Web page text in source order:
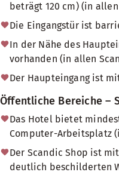
beträgt 120 cm) (in
Die Eingangstür ist
In der Nähe des
vorhanden (in allen
Der Haupteingang ist
Öffentliche Bereiche –
Das Hotel bietet
Computer-Arbeitsplatz
Der Scandic Shop ist
deutlich beschilderten